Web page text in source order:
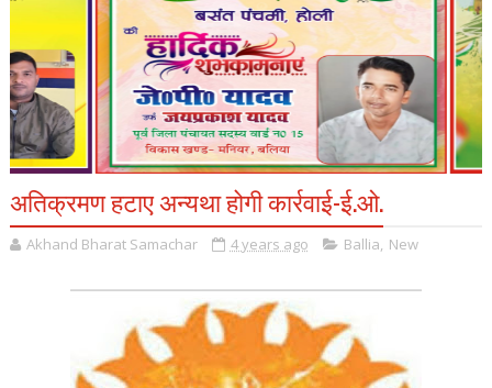
अतिक्रमण हटाए अन्यथा होगी कार्रवाई-ई.ओ.
Akhand Bharat Samachar 4 years ago Ballia, New